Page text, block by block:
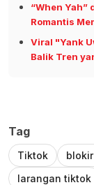
“When Yah”
Romantis
Viral "Yank
Balik Tren
Tag
Tiktok
larangan tiktok